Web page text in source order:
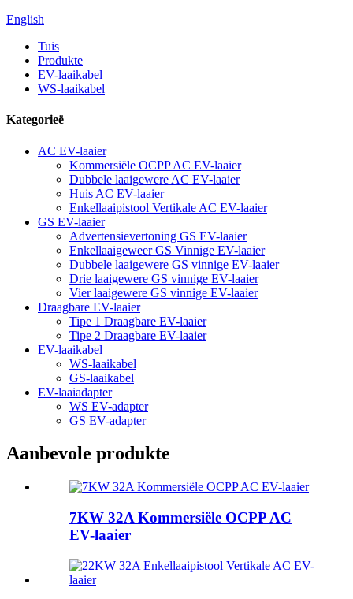
English
Tuis
Produkte
EV-laaikabel
WS-laaikabel
Kategorieë
AC EV-laaier
Kommersiële OCPP AC EV-laaier
Dubbele laaigewere AC EV-laaier
Huis AC EV-laaier
Enkellaaipistool Vertikale AC EV-laaier
GS EV-laaier
Advertensievertoning GS EV-laaier
Enkellaaigeweer GS Vinnige EV-laaier
Dubbele laaigewere GS vinnige EV-laaier
Drie laaigewere GS vinnige EV-laaier
Vier laaigewere GS vinnige EV-laaier
Draagbare EV-laaier
Tipe 1 Draagbare EV-laaier
Tipe 2 Draagbare EV-laaier
EV-laaikabel
WS-laaikabel
GS-laaikabel
EV-laaiadapter
WS EV-adapter
GS EV-adapter
Aanbevole produkte
7KW 32A Kommersiële OCPP AC
EV-laaier